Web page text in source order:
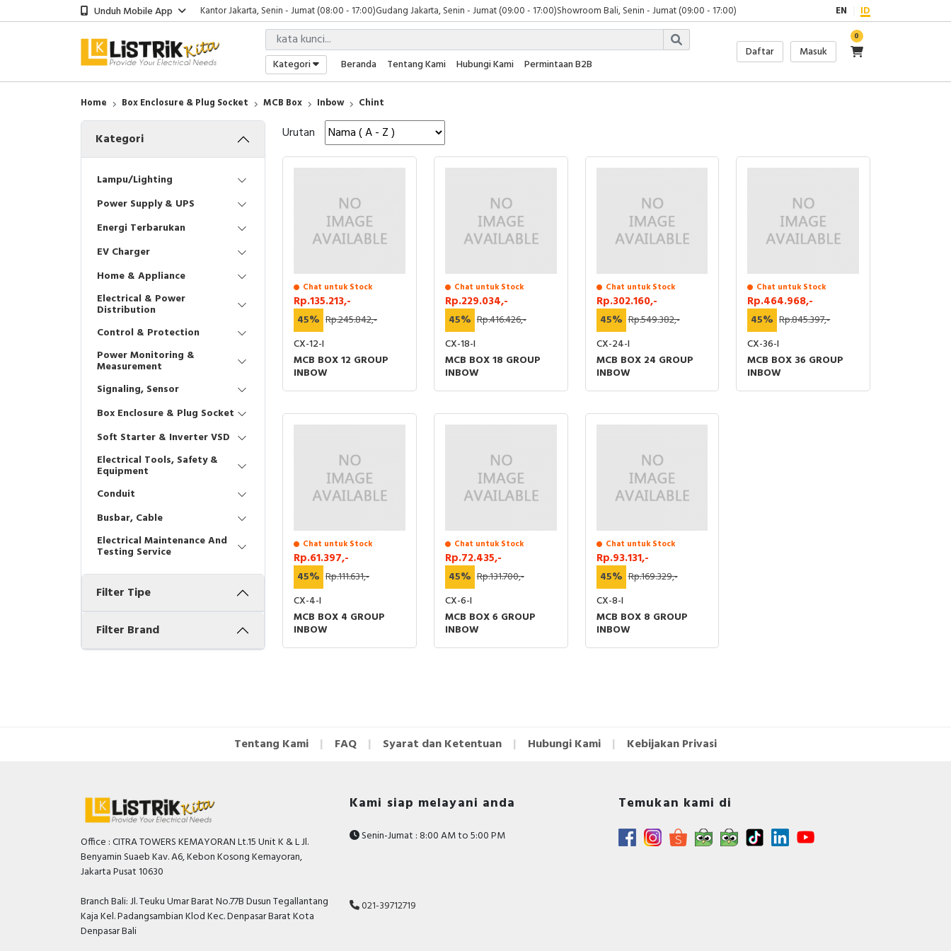
Unduh Mobile App Kantor Jakarta, Senin - Jumat (08:00 - 17:00)Gudang Jakarta, Senin - Jumat (09:00 - 17:00)Showroom Bali, Senin - Jumat (09:00 - 17:00) EN ID
Kategori Beranda Tentang Kami Hubungi Kami Permintaan B2B
Daftar Masuk
0
Home Box Enclosure & Plug Socket MCB Box Inbow Chint
Kategori
Lampu/Lighting
Power Supply & UPS
Energi Terbarukan
EV Charger
Home & Appliance
Electrical & Power
Distribution
Control & Protection
Power Monitoring &
Measurement
Signaling, Sensor
Box Enclosure & Plug Socket
Soft Starter & Inverter VSD
Electrical Tools, Safety &
Equipment
Conduit
Busbar, Cable
Electrical Maintenance And
Testing Service
Filter Tipe
Filter Brand
Urutan
Chat untuk Stock
Rp.135.213,-
45% Rp.245.842,-
CX-12-I
MCB BOX 12 GROUP
INBOW
Chat untuk Stock
Rp.229.034,-
45% Rp.416.426,-
CX-18-I
MCB BOX 18 GROUP
INBOW
Chat untuk Stock
Rp.302.160,-
45% Rp.549.382,-
CX-24-I
MCB BOX 24 GROUP
INBOW
Chat untuk Stock
Rp.464.968,-
45% Rp.845.397,-
CX-36-I
MCB BOX 36 GROUP
INBOW
Chat untuk Stock
Rp.61.397,-
45% Rp.111.631,-
CX-4-I
MCB BOX 4 GROUP
INBOW
Chat untuk Stock
Rp.72.435,-
45% Rp.131.700,-
CX-6-I
MCB BOX 6 GROUP
INBOW
Chat untuk Stock
Rp.93.131,-
45% Rp.169.329,-
CX-8-I
MCB BOX 8 GROUP
INBOW
Tentang Kami FAQ Syarat dan Ketentuan Hubungi Kami Kebijakan Privasi
Office : CITRA TOWERS KEMAYORAN Lt.15 Unit K & L Jl.
Benyamin Suaeb Kav. A6, Kebon Kosong Kemayoran,
Jakarta Pusat 10630
Branch Bali: Jl. Teuku Umar Barat No.77B Dusun Tegallantang
Kaja Kel. Padangsambian Klod Kec. Denpasar Barat Kota
Denpasar Bali
Kami siap melayani anda
Senin-Jumat : 8:00 AM to 5:00 PM
021-39712719
Temukan kami di